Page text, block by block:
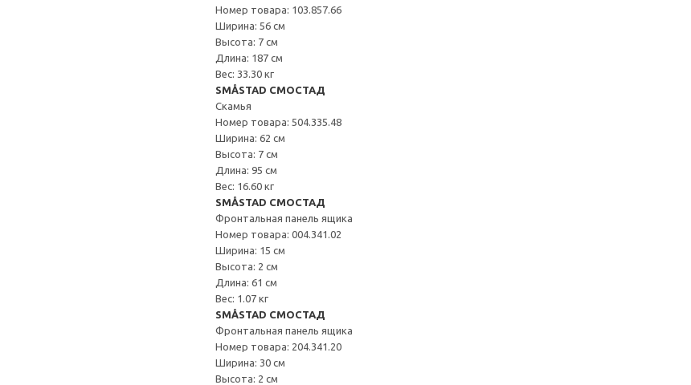
Номер товара: 103.857.66
Ширина: 56 см
Высота: 7 см
Длина: 187 см
Вес: 33.30 кг
SMÅSTAD СМОСТАД
Скамья
Номер товара: 504.335.48
Ширина: 62 см
Высота: 7 см
Длина: 95 см
Вес: 16.60 кг
SMÅSTAD СМОСТАД
Фронтальная панель ящика
Номер товара: 004.341.02
Ширина: 15 см
Высота: 2 см
Длина: 61 см
Вес: 1.07 кг
SMÅSTAD СМОСТАД
Фронтальная панель ящика
Номер товара: 204.341.20
Ширина: 30 см
Высота: 2 см